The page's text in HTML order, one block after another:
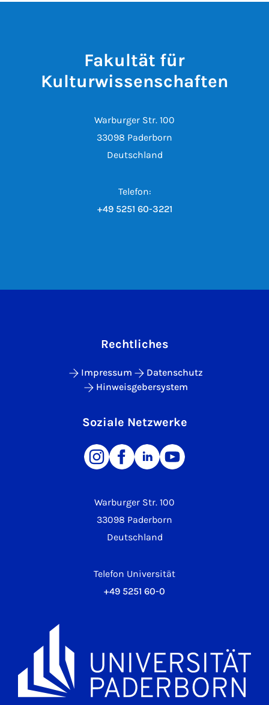
Fakultät für
Kulturwissenschaften
Warburger Str. 100
33098 Paderborn
Deutschland
Telefon:
+49 5251 60-3221
Warburger Str. 100
33098 Paderborn
Deutschland
Telefon Universität
+49 5251 60-0
Rechtliches
Impressum
Datenschutz
Hinweisgebersystem
Soziale Netzwerke